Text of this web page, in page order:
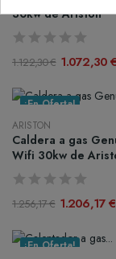
30kw de Ariston
1.122,30 € 1.072,30 €
¡En Oferta!
ARISTON
Caldera a gas
Wifi 30kw de
1.256,17 € 1.206,17 €
¡En Oferta!